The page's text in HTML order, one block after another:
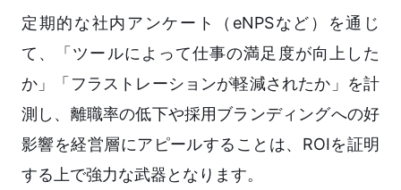
定期的な社内アンケート（eNPSなど）を通じ
て、「ツールによって仕事の満足度が向上した
か」「フラストレーションが軽減されたか」を計
測し、離職率の低下や採用ブランディングへの好
影響を経営層にアピールすることは、ROIを証明
する上で強力な武器となります。